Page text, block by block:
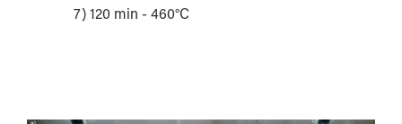
7) 120 min - 460°C